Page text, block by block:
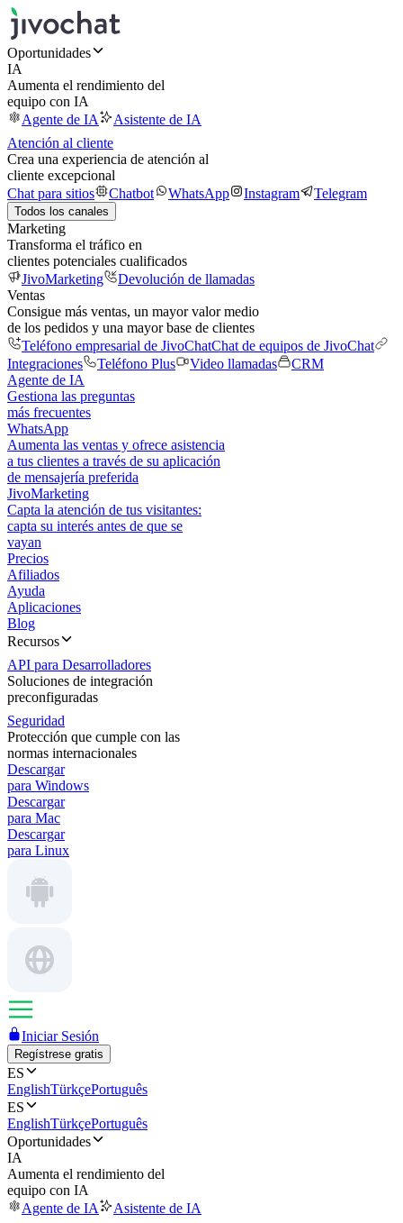
Oportunidades
IA
Aumenta el rendimiento del
equipo con IA
Agente de IA
Asistente de IA
Atención al cliente
Crea una experiencia de atención al
cliente excepcional
Chat para sitios
Chatbot WhatsApp Instagram Telegram
Todos los canales
Marketing
Transforma el tráfico en
clientes potenciales cualificados
JivoMarketing
Devolución de llamadas
Ventas
Consigue más ventas, un mayor valor medio
de los pedidos y una mayor base de clientes
Teléfono empresarial de JivoChatChat de equipos de JivoChat
Integraciones
Teléfono Plus Video llamadas
CRM
Agente de IA
Gestiona las preguntas
más frecuentes
WhatsApp
Aumenta las ventas y ofrece asistencia
a tus clientes a través de su aplicación
de mensajería preferida
JivoMarketing
Capta la atención de tus visitantes:
capta su interés antes de que se
vayan
Precios
Afiliados
Ayuda
Aplicaciones
Blog
Recursos
API para Desarrolladores
Soluciones de integración
preconfiguradas
Seguridad
Protección que cumple con las
normas internacionales
Descargar
para Windows
Descargar
para Mac
Descargar
para Linux
Iniciar Sesión
Regístrese gratis
ES
EnglishTürkçePortuguês
ES
EnglishTürkçePortuguês
Oportunidades
IA
Aumenta el rendimiento del
equipo con IA
Agente de IA
Asistente de IA